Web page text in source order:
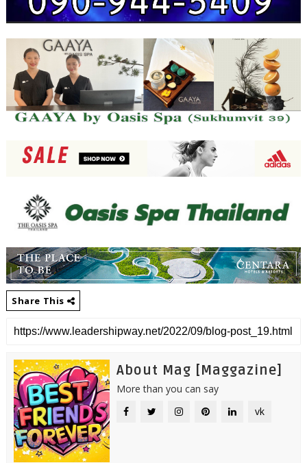
Share This
About Mag [Maggazine]
More than you can say
vk